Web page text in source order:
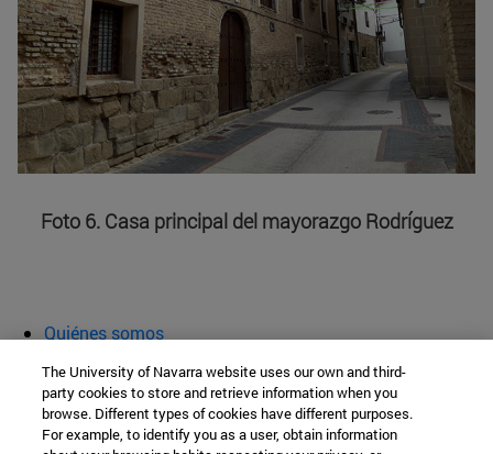
Foto 6. Casa principal del mayorazgo Rodríguez
Quiénes somos
Aula abierta
Cátedra de Patrimonio y Arte Navarro
The University of Navarra website uses our own and third-
party cookies to store and retrieve information when you
browse. Different types of cookies have different purposes.
For example, to identify you as a user, obtain information